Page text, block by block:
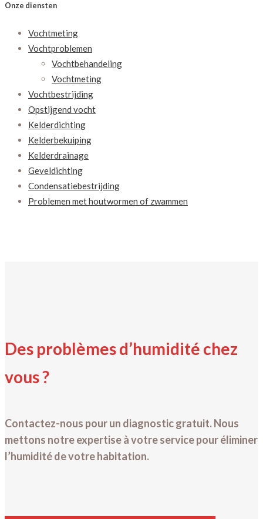
Onze diensten
Vochtmeting
Vochtproblemen
Vochtbehandeling
Vochtmeting
Vochtbestrijding
Opstijgend vocht
Kelderdichting
Kelderbekuiping
Kelderdrainage
Geveldichting
Condensatiebestrijding
Problemen met houtwormen of zwammen
Des problèmes d’humidité chez
vous ?
Contactez-nous pour un diagnostic gratuit. Nous
mettons notre expertise à votre service pour éliminer
l’humidité de votre habitation.